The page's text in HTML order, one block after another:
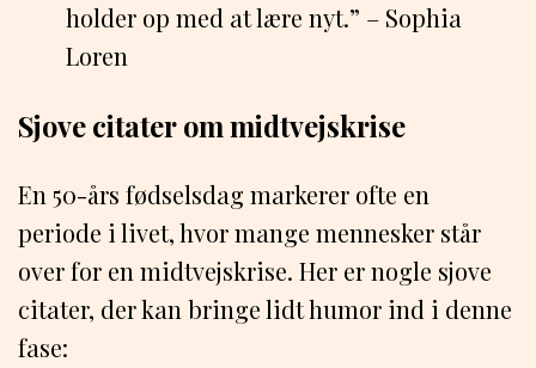
holder op med at lære nyt.” – Sophia
Loren
Sjove citater om midtvejskrise
En 50-års fødselsdag markerer ofte en
periode i livet, hvor mange mennesker står
over for en midtvejskrise. Her er nogle sjove
citater, der kan bringe lidt humor ind i denne
fase: